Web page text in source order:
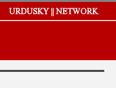
URDUSKY || NETWORK